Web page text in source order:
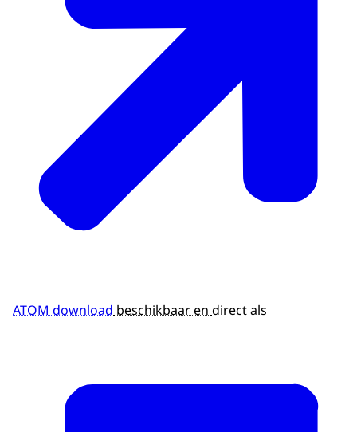
ATOM download beschikbaar en direct als